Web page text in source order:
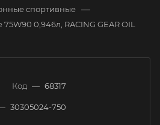
спортивные —
0,946л, RACING GEAR OIL
Код — 68317
30305024-750